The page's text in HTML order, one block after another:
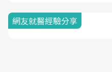
網友就醫經驗分享